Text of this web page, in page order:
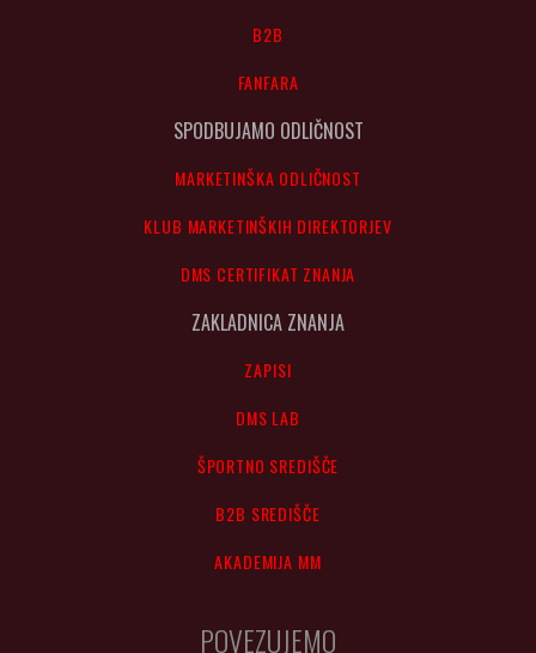
B2B
FANFARA
SPODBUJAMO ODLIČNOST
MARKETINŠKA ODLIČNOST
KLUB MARKETINŠKIH DIREKTORJEV
DMS CERTIFIKAT ZNANJA
ZAKLADNICA ZNANJA
ZAPISI
DMS LAB
ŠPORTNO SREDIŠČE
B2B SREDIŠČE
AKADEMIJA MM
POVEZUJEMO